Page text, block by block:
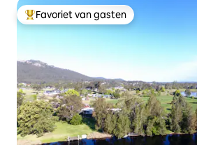
Topfavoriet van gasten
Favoriet van gasten